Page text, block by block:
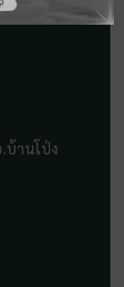
บ้านโป่ง